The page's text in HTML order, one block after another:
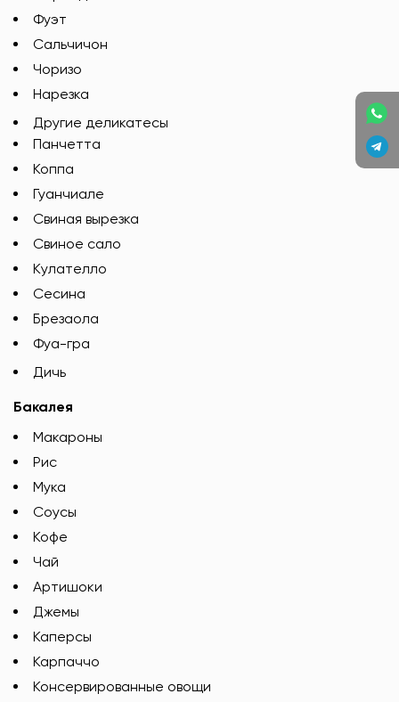
Фуэт
Сальчичон
Чоризо
Нарезка
Другие деликатесы
Панчетта
Коппа
Гуанчиале
Свиная вырезка
Свиное сало
Кулателло
Сесина
Брезаола
Фуа-гра
Дичь
Бакалея
Макароны
Рис
Мука
Соусы
Кофе
Чай
Артишоки
Джемы
Каперсы
Карпаччо
Консервированные овощи